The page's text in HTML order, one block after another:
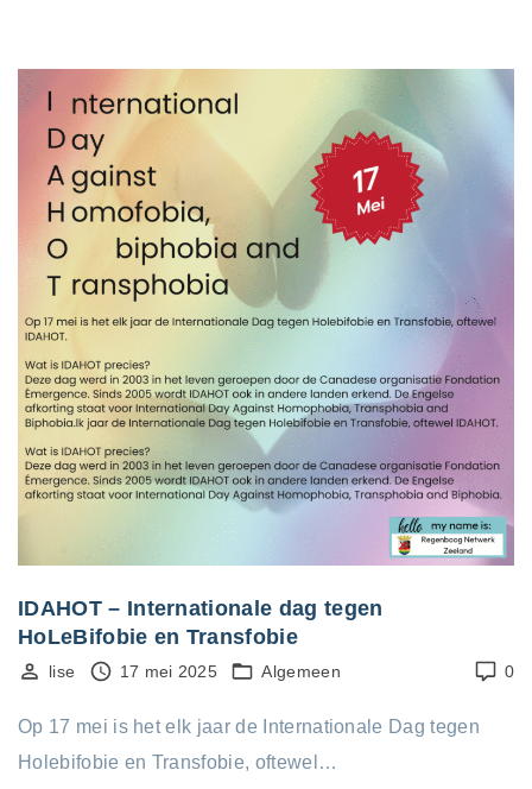
IDAHOT – Internationale dag tegen
HoLeBifobie en Transfobie
0
lise 17 mei 2025 Algemeen
Op 17 mei is het elk jaar de Internationale Dag tegen
Holebifobie en Transfobie, oftewel…